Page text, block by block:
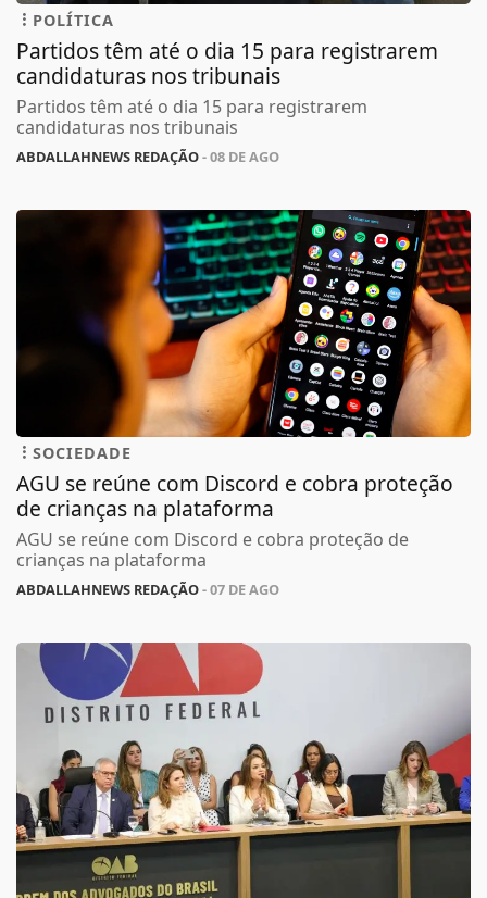
POLÍTICA
Partidos têm até o dia 15 para registrarem
candidaturas nos tribunais
Partidos têm até o dia 15 para registrarem
candidaturas nos tribunais
ABDALLAHNEWS REDAÇÃO- 08 DE AGO
SOCIEDADE
AGU se reúne com Discord e cobra proteção
de crianças na plataforma
AGU se reúne com Discord e cobra proteção de
crianças na plataforma
ABDALLAHNEWS REDAÇÃO- 07 DE AGO